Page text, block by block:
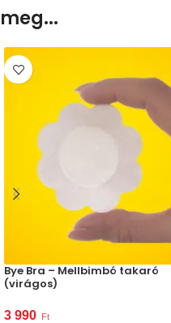
meg...
Bye Bra – Mellbimbó takaró
(virágos)
3 990 Ft